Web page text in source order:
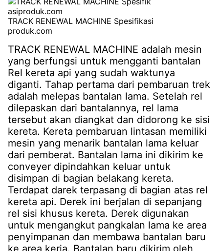
TRACK RENEWAL MACHINE Spesifikasi
produk.com
TRACK RENEWAL MACHINE adalah mesin
yang berfungsi untuk mengganti bantalan
Rel kereta api yang sudah waktunya
diganti. Tahap pertama dari pembaruan trek
adalah melepas bantalan lama. Setelah rel
dilepaskan dari bantalannya, rel lama
tersebut akan diangkat dan didorong ke sisi
kereta. Kereta pembaruan lintasan memiliki
mesin yang menarik bantalan lama keluar
dari pemberat. Bantalan lama ini dikirim ke
conveyer dipindahkan keluar untuk
disimpan di bagian belakang kereta.
Terdapat darek terpasang di bagian atas rel
kereta api. Derek ini berjalan di sepanjang
rel sisi khusus kereta. Derek digunakan
untuk mengangkut pangkalan lama ke area
penyimpanan dan membawa bantalan baru
ke area kerja. Bantalan baru dikirim oleh